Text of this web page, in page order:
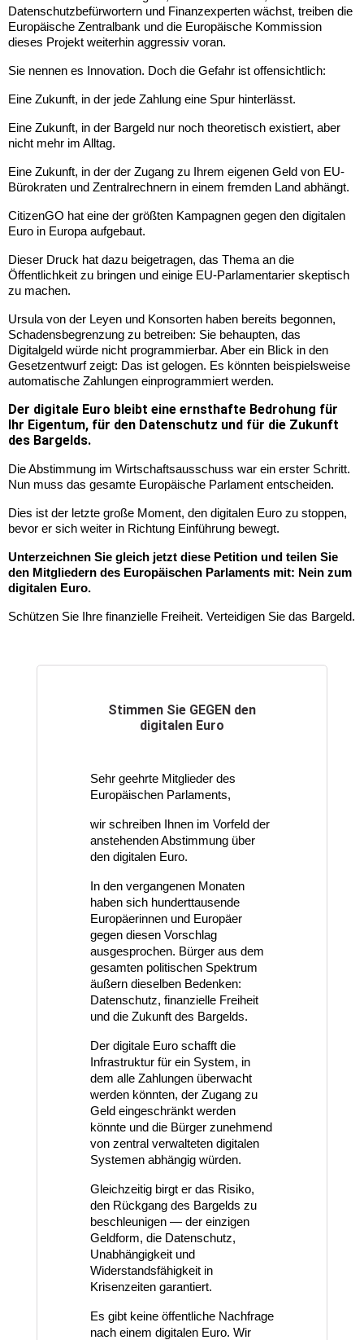
Datenschutzbefürwortern und Finanzexperten wächst, treiben die
Europäische Zentralbank und die Europäische Kommission
dieses Projekt weiterhin aggressiv voran.
Sie nennen es Innovation. Doch die Gefahr ist offensichtlich:
Eine Zukunft, in der jede Zahlung eine Spur hinterlässt.
Eine Zukunft, in der Bargeld nur noch theoretisch existiert, aber
nicht mehr im Alltag.
Eine Zukunft, in der der Zugang zu Ihrem eigenen Geld von EU-
Bürokraten und Zentralrechnern in einem fremden Land abhängt.
CitizenGO hat eine der größten Kampagnen gegen den digitalen
Euro in Europa aufgebaut.
Dieser Druck hat dazu beigetragen, das Thema an die
Öffentlichkeit zu bringen und einige EU-Parlamentarier skeptisch
zu machen.
Ursula von der Leyen und Konsorten haben bereits begonnen,
Schadensbegrenzung zu betreiben: Sie behaupten, das
Digitalgeld würde nicht programmierbar. Aber ein Blick in den
Gesetzentwurf zeigt: Das ist gelogen. Es könnten beispielsweise
automatische Zahlungen einprogrammiert werden.
Der digitale Euro bleibt eine ernsthafte Bedrohung für
Ihr Eigentum, für den Datenschutz und für die Zukunft
des Bargelds.
Die Abstimmung im Wirtschaftsausschuss war ein erster Schritt.
Nun muss das gesamte Europäische Parlament entscheiden.
Dies ist der letzte große Moment, den digitalen Euro zu stoppen,
bevor er sich weiter in Richtung Einführung bewegt.
Unterzeichnen Sie gleich jetzt diese Petition und teilen Sie
den Mitgliedern des Europäischen Parlaments mit: Nein zum
digitalen Euro.
Stimmen Sie GEGEN den
digitalen Euro
Sehr geehrte Mitglieder des
Europäischen Parlaments,
wir schreiben Ihnen im Vorfeld der
anstehenden Abstimmung über
den digitalen Euro.
In den vergangenen Monaten
haben sich hunderttausende
Europäerinnen und Europäer
gegen diesen Vorschlag
ausgesprochen. Bürger aus dem
gesamten politischen Spektrum
äußern dieselben Bedenken:
Datenschutz, finanzielle Freiheit
und die Zukunft des Bargelds.
Der digitale Euro schafft die
Infrastruktur für ein System, in
dem alle Zahlungen überwacht
werden könnten, der Zugang zu
Geld eingeschränkt werden
könnte und die Bürger zunehmend
von zentral verwalteten digitalen
Systemen abhängig würden.
Gleichzeitig birgt er das Risiko,
den Rückgang des Bargelds zu
beschleunigen — der einzigen
Geldform, die Datenschutz,
Unabhängigkeit und
Widerstandsfähigkeit in
Krisenzeiten garantiert.
Es gibt keine öffentliche Nachfrage
nach einem digitalen Euro. Wir